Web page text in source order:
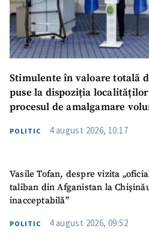
Stimulente în valoare totală
puse la dispoziția
procesul de amalgamare
POLITIC 4 august 2026, 10:17
Vasile Tofan, despre vizita
taliban din Afganistan la
inacceptabilă”
POLITIC 4 august 2026, 09:52